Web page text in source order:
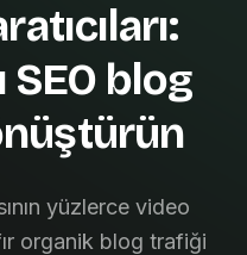
SEO blog
yüzlerce video
organik blog trafiği